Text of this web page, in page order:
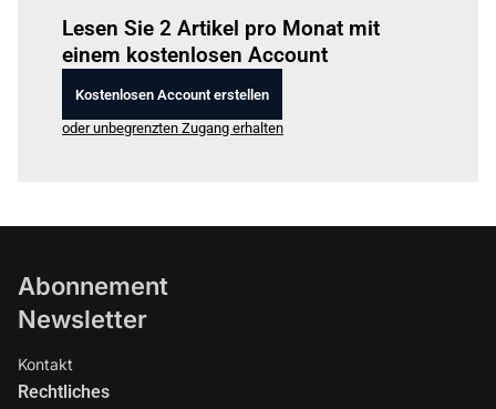
Lesen Sie 2 Artikel pro Monat mit
einem kostenlosen Account
Kostenlosen Account erstellen
oder unbegrenzten Zugang erhalten
Abonnement
Newsletter
Kontakt
Rechtliches